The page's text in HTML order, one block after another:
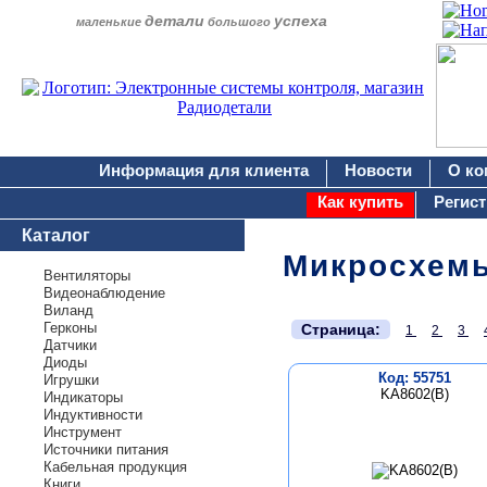
маленькие детали большого успеха
Информация для клиента Новости
О
Как купить
Каталог
Вентиляторы
Видеонаблюдение
Виланд
Герконы
Датчики
Диоды
Игрушки
Индикаторы
Индуктивности
Инструмент
Источники питания
Кабельная продукция
Страница:
1 2 3
Код: 55751
KA8602(B)